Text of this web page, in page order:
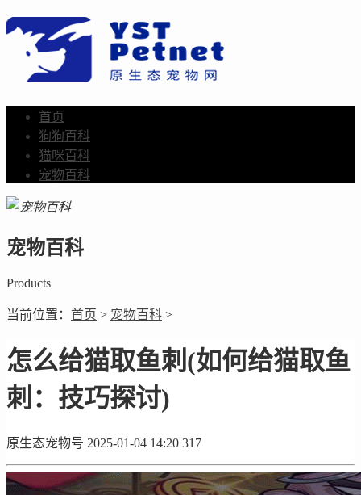
首页
狗狗百科
猫咪百科
宠物百科
宠物百科
Products
当前位置： 首页 > 宠物百科 >
怎么给猫取鱼刺(如何给猫取鱼
刺：技巧探讨)
原生态宠物号 2025-01-04 14:20 317